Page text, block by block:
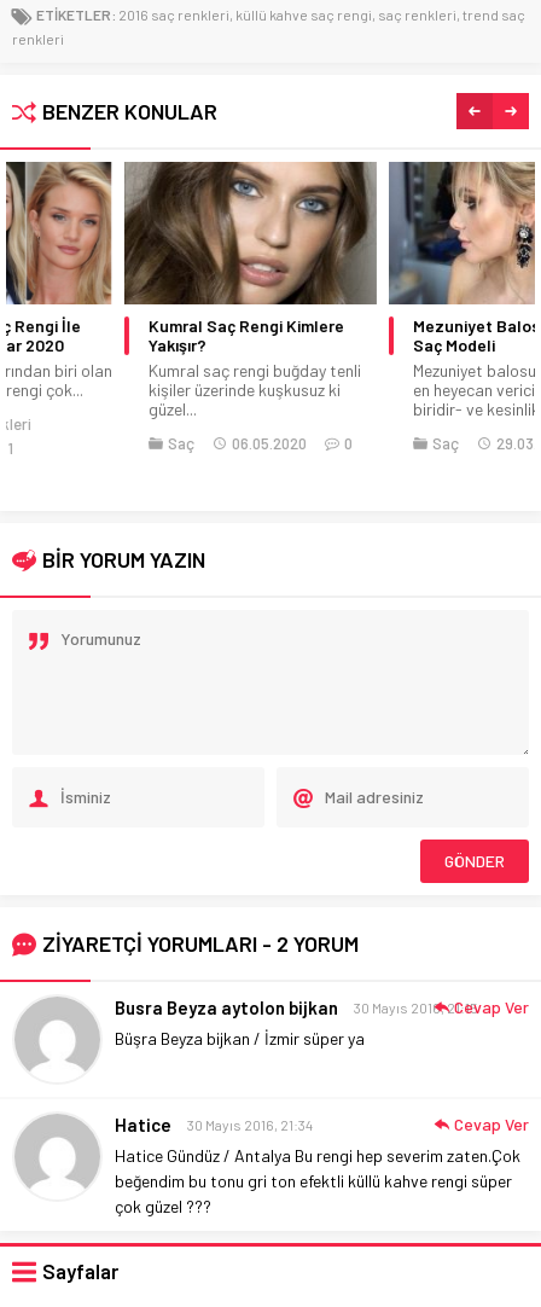
ETİKETLER: 2016 saç renkleri, küllü kahve saç rengi, saç renkleri, trend saç
renkleri
BENZER KONULAR
Kumral Saç Rengi Kimlere
Yakışır?
Kumral saç rengi buğday tenli
kişiler üzerinde kuşkusuz ki
06.05.2020 0
Mezuniyet Balosu İçin 18 Zarif
Mezuniyet balosu hayatımızın
en heyecan verici günlerinden
biridir- ve kesinlikle...
Saç 29.03.2019 0
BİR YORUM YAZIN
ZİYARETÇİ YORUMLARI - 2 YORUM
Busra Beyza aytolon bijkan 30 Mayıs 2016, 21:15
Büşra Beyza bijkan / İzmir süper ya
Cevap Ver
Hatice 30 Mayıs 2016, 21:34
Hatice Gündüz / Antalya Bu rengi hep severim zaten.Çok
beğendim bu tonu gri ton efektli küllü kahve rengi süper
çok güzel ???
Cevap Ver
Sayfalar